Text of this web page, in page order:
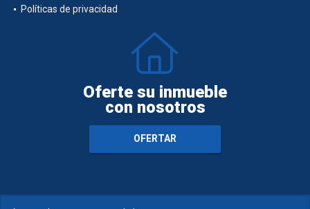
Políticas de privacidad
Oferte su inmueble
con nosotros
OFERTAR